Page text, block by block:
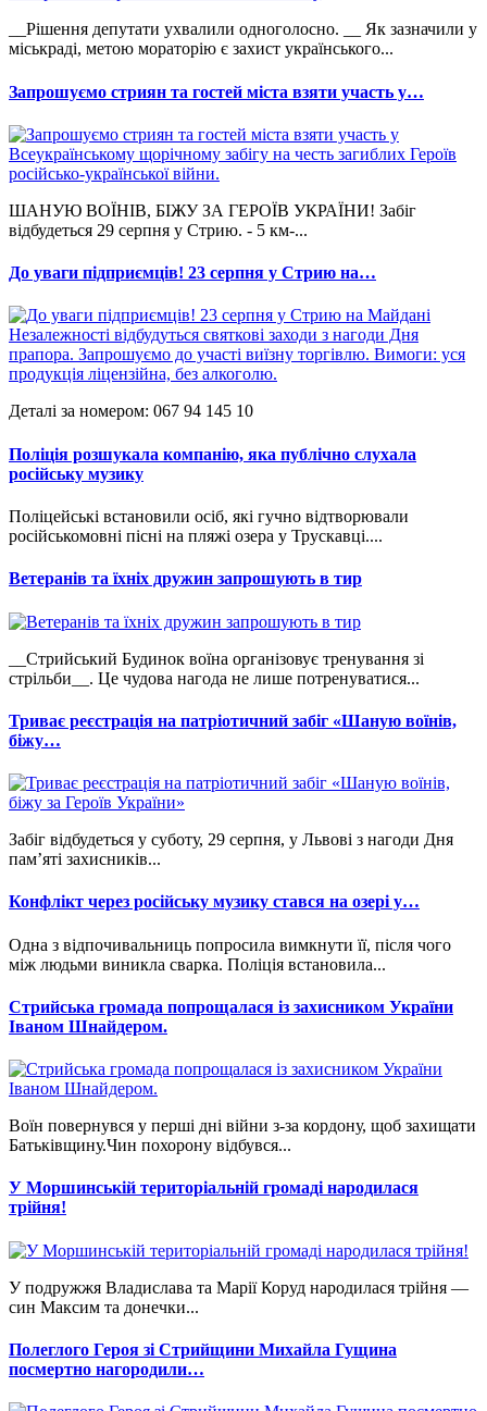
__Рішення депутати ухвалили одноголосно. __ Як зазначили у
міськраді, метою мораторію є захист українського...
Запрошуємо стриян та гостей міста взяти участь у…
ШАНУЮ ВОЇНІВ, БІЖУ ЗА ГЕРОЇВ УКРАЇНИ! Забіг
відбудеться 29 серпня у Стрию. - 5 км-...
До уваги підприємців! 23 серпня у Стрию на…
Деталі за номером: 067 94 145 10
Поліція розшукала компанію, яка публічно слухала
російську музику
Поліцейські встановили осіб, які гучно відтворювали
російськомовні пісні на пляжі озера у Трускавці....
Ветеранів та їхніх дружин запрошують в тир
__Стрийський Будинок воїна організовує тренування зі
стрільби__. Це чудова нагода не лише потренуватися...
Триває реєстрація на патріотичний забіг «Шаную воїнів,
біжу…
Забіг відбудеться у суботу, 29 серпня, у Львові з нагоди Дня
пам’яті захисників...
Конфлікт через російську музику стався на озері у…
Одна з відпочивальниць попросила вимкнути її, після чого
між людьми виникла сварка. Поліція встановила...
Стрийська громада попрощалася із захисником України
Іваном Шнайдером.
Воїн повернувся у перші дні війни з-за кордону, щоб захищати
Батьківщину.Чин похорону відбувся...
У Моршинській територіальній громаді народилася
трійня!
У подружжя Владислава та Марії Коруд народилася трійня —
син Максим та донечки...
Полеглого Героя зі Стрийщини Михайла Гущина
посмертно нагородили…